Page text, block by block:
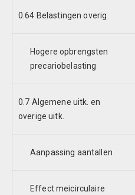
0.64 Belastingen overig
Hogere opbrengsten
precariobelasting
0.7 Algemene uitk. en
overige uitk.
Aanpassing aantallen
Effect meicirculaire